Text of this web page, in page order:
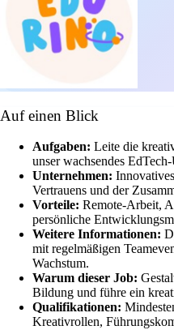
Auf einen Blick
Aufgaben: Leite die
unser wachsendes
Unternehmen:
Vertrauens und der
Vorteile: Remote-Arbeit,
persönliche
Weitere Informationen:
mit regelmäßigen
Wachstum.
Warum dieser Job:
Bildung und führe ein
Qualifikationen:
Kreativrollen,